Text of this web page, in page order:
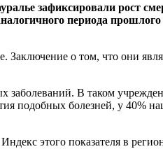
зафиксировали рост
периода
о том, что они
В таком
подобных болезней, у 40%
этого показателя в